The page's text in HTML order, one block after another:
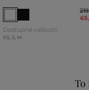
219
65,
Dostupné veľkosti:
XS, S, M
To